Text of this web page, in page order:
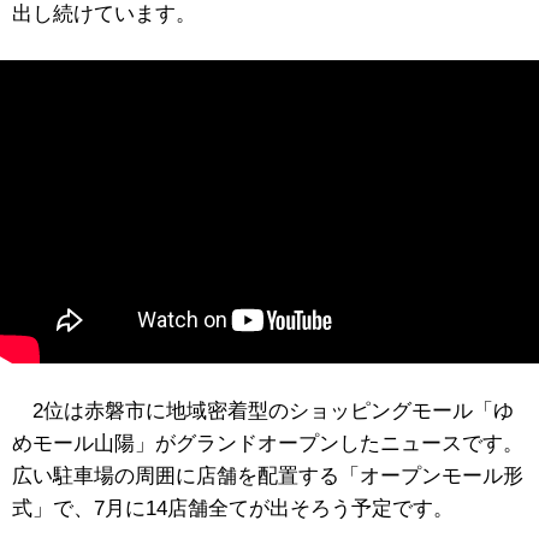
出し続けています。
2位は赤磐市に地域密着型のショッピングモール「ゆ
めモール山陽」がグランドオープンしたニュースです。
広い駐車場の周囲に店舗を配置する「オープンモール形
式」で、7月に14店舗全てが出そろう予定です。